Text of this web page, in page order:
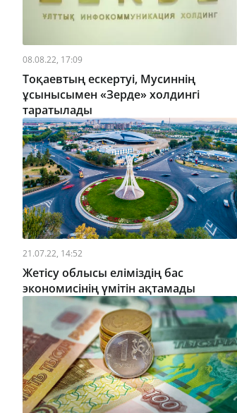
08.08.22, 17:09
Тоқаевтың ескертуі, Мусиннің
ұсынысымен «Зерде» холдингі
таратылады
21.07.22, 14:52
Жетісу облысы еліміздің бас
экономисінің үмітін ақтамады